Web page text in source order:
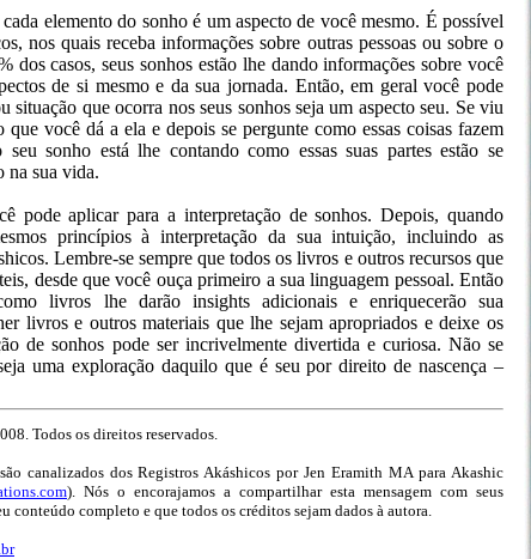
elemento do sonho é um aspecto de você mesmo. É possível
nos quais receba informações sobre outras pessoas ou sobre o
dos casos, seus sonhos estão lhe dando informações sobre você
de si mesmo e da sua jornada. Então, em geral você pode
situação que ocorra nos seus sonhos seja um aspecto seu. Se viu
você dá a ela e depois se pergunte como essas coisas fazem
sonho está lhe contando como essas suas partes estão se
na sua vida.
pode aplicar para a interpretação de sonhos. Depois, quando
princípios à interpretação da sua intuição, incluindo as
Lembre-se sempre que todos os livros e outros recursos que
desde que você ouça primeiro a sua linguagem pessoal. Então
livros lhe darão insights adicionais e enriquecerão sua
livros e outros materiais que lhe sejam apropriados e deixe os
de sonhos pode ser incrivelmente divertida e curiosa. Não se
uma exploração daquilo que é seu por direito de nascença –
Todos os direitos reservados.
canalizados dos Registros Akáshicos por Jen Eramith MA para Akashic
). Nós o encorajamos a compartilhar esta mensagem com seus
conteúdo completo e que todos os créditos sejam dados à autora.